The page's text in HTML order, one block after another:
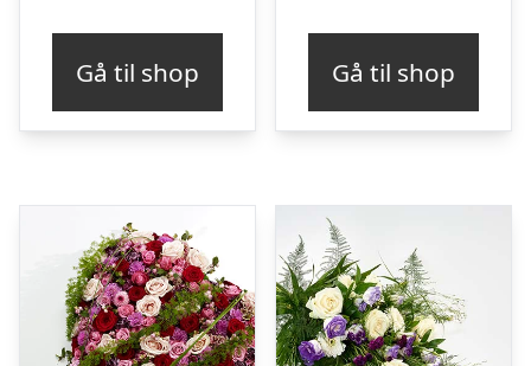
Gå til shop Gå til shop